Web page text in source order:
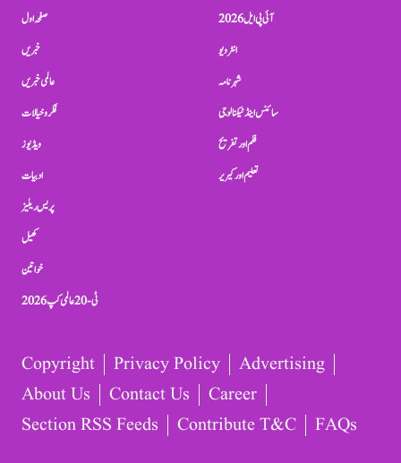
صفحہ اول
خبریں
عالمی خبریں
فکر و خیالات
ویڈیوز
ادبیات
پریس ریلیز
کھیل
خواتین
ٹی-20 عالمی کپ 2026
آئی پی ایل 2026
انٹرویو
شہرنامہ
سائنس اینڈ ٹیکنالوجی
فلم اور تفریح
تعلیم اور کیریر
Copyright Privacy Policy
Advertising
About Us
Contact Us
Career
Section RSS Feeds
Contribute T&C FAQs